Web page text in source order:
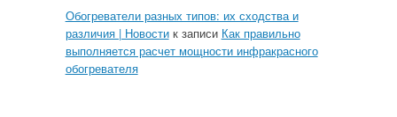
Обогреватели разных типов: их сходства и
различия | Новостик записи Как правильно
выполняется расчет мощности инфракрасного
обогревателя